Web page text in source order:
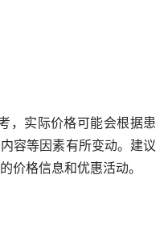
容等因素有所变动。建议
价格信息和优惠活动。